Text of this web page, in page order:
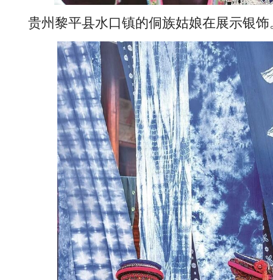
贵州黎平县水口镇的侗族姑娘在展示银